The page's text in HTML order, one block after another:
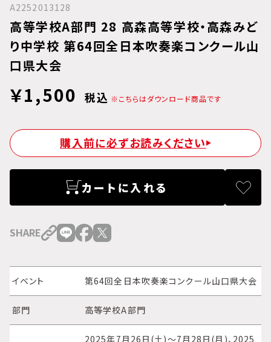
A2252013128
高等学校A部門 28 高森高等学校・高森みど
り中学校 第64回全日本吹奏楽コンクール山
口県大会
￥1,500 税込 ※こちらはダウンロード商品です
購入前に必ずお読みください
カートに入れる
SHARE
イベント 第64回全日本吹奏楽コンクール山口県大会
部門 高等学校A部門
2025年7月26日(土)～7月28日(月)、2025